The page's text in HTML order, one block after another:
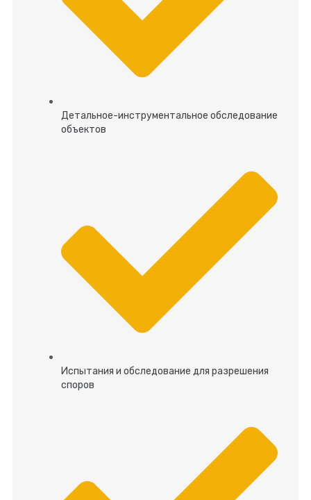
Детальное-инструментальное обследование
объектов
Испытания и обследование для разрешения
споров